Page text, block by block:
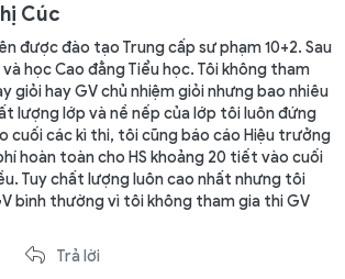
Cúc
được đào tạo Trung cấp sư phạm 10+2. Sau
học Cao đẳng Tiểu học. Tôi không tham
giỏi hay GV chủ nhiệm giỏi nhưng bao nhiêu
lượng lớp và nề nếp của lớp tôi luôn đứng
cuối các kì thi, tôi cũng báo cáo Hiệu trưởng
hoàn toàn cho HS khoảng 20 tiết vào cuối
Tuy chất lượng luôn cao nhất nhưng tôi
bình thường vì tôi không tham gia thi GV
Trả lời